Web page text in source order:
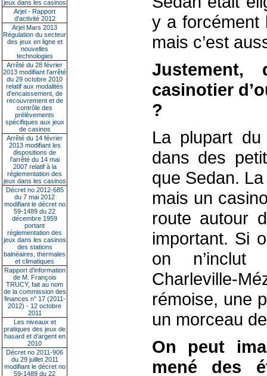
jeux dans les casinos
Arjel - Rapport
d'activité 2012
Arjel Mars 2013
Régulation du secteur
des jeux en ligne et
nouvelles
technologies
Arrêté du 28 février
2013 modifiant l'arrêté
du 29 octobre 2010
relatif aux modalités
d'encaissement, de
recouvrement et de
contrôle des
prélèvements
spécifiques aux jeux
de casinos
Arrêté du 14 février
2013 modifiant les
dispositions de
l'arrêté du 14 mai
2007 relatif à la
réglementation des
jeux dans les casinos
Décret no 2012-685
du 7 mai 2012
modifiant le décret no
59-1489 du 22
décembre 1959
portant
réglementation des
jeux dans les casinos
des stations
balnéaires, thermales
et climatiques
Rapport d'information
de M. François
TRUCY, fait au nom
de la commission des
finances n° 17 (2011-
2012) - 12 octobre
2011
Les niveaux et
pratiques des jeux de
hasard et d’argent en
2010
Décret no 2011-906
du 29 juillet 2011
modifiant le décret no
59-1489 du 22
y a forcément
mais c’est
casinotier
?
La plupart
dans des
que Sedan.
mais un
route autour
important. Si
on n’inclut
Charleville-
rémoise, une
un morceau
On peut
mené des